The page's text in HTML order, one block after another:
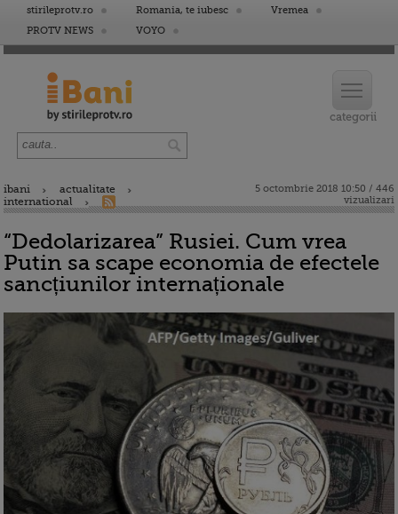
stirileprotv.ro Romania, te iubesc
Vremea
PROTV NEWS
VOYO
ibani
actualitate
international
5 octombrie 2018 10:50 / 446
vizualizari
“Dedolarizarea” Rusiei. Cum vrea
Putin sa scape economia de efectele
sancțiunilor internaționale